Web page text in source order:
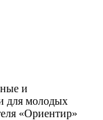
и
для молодых
«Ориентир»